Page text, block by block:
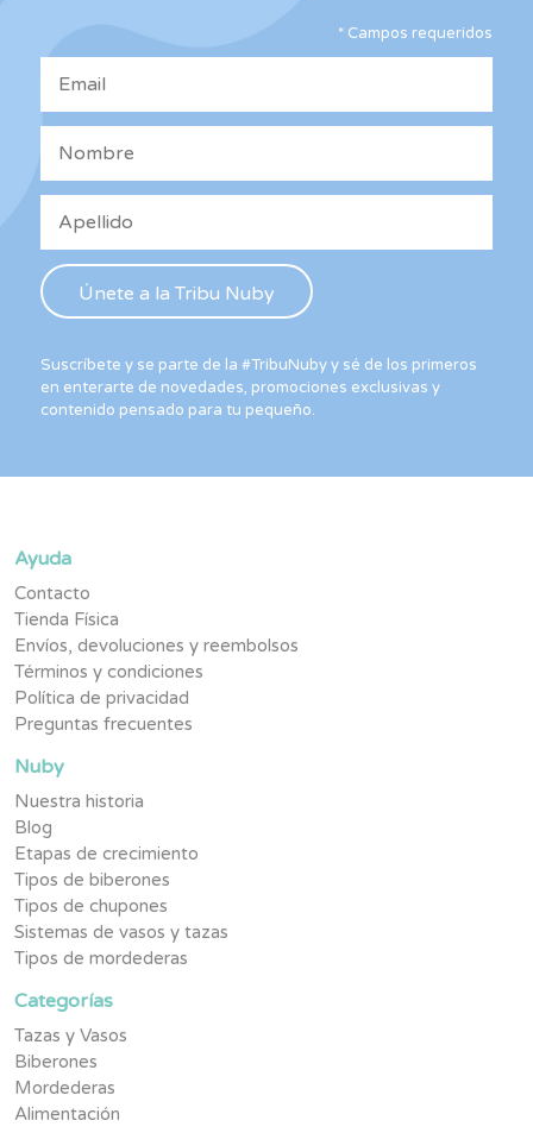
*Campos requeridos
Suscríbete y se parte de la #TribuNuby y sé de los primeros
en enterarte de novedades, promociones exclusivas y
contenido pensado para tu pequeño.
Ayuda
Contacto
Tienda Física
Envíos, devoluciones y reembolsos
Términos y condiciones
Política de privacidad
Preguntas frecuentes
Nuby
Nuestra historia
Blog
Etapas de crecimiento
Tipos de biberones
Tipos de chupones
Sistemas de vasos y tazas
Tipos de mordederas
Categorías
Tazas y Vasos
Biberones
Mordederas
Alimentación